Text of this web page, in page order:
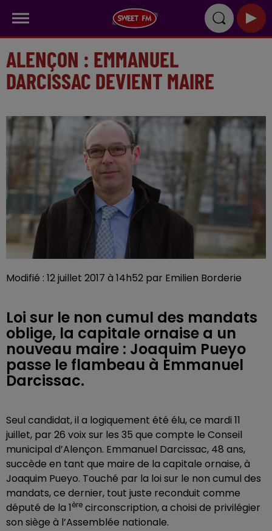
ALENÇON : EMMANUEL
DARCISSAC DEVIENT MAIRE
Modifié : 12 juillet 2017 à 14h52 par Emilien Borderie
Loi sur le non cumul des mandats
oblige, la capitale ornaise a un
nouveau maire : Joaquim Pueyo
passe le flambeau à Emmanuel
Darcissac.
Seul candidat, il a logiquement été élu, ce mardi 11
juillet, par 26 voix sur les 35 que compte le Conseil
municipal d’Alençon. Emmanuel Darcissac, 48 ans,
succède en tant que maire de la capitale ornaise, à
Joaquim Pueyo. Touché par la loi sur le non cumul des
mandats, ce dernier, tout juste reconduit comme
député de la 1ère circonscription, a choisi de privilégier
son siège à l’Assemblée nationale.